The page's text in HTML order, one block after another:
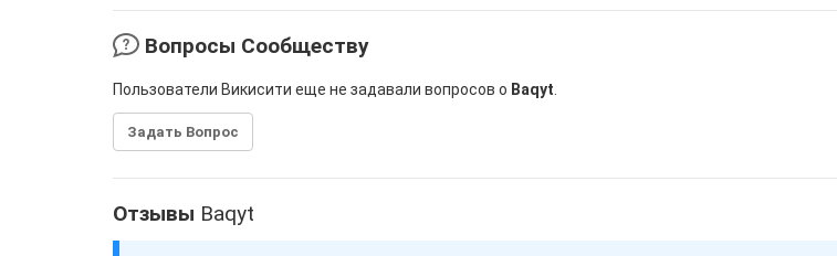
Вопросы Сообществу
Пользователи Викисити еще не задавали вопросов о Baqyt
Задать Вопрос
Отзывы Baqyt